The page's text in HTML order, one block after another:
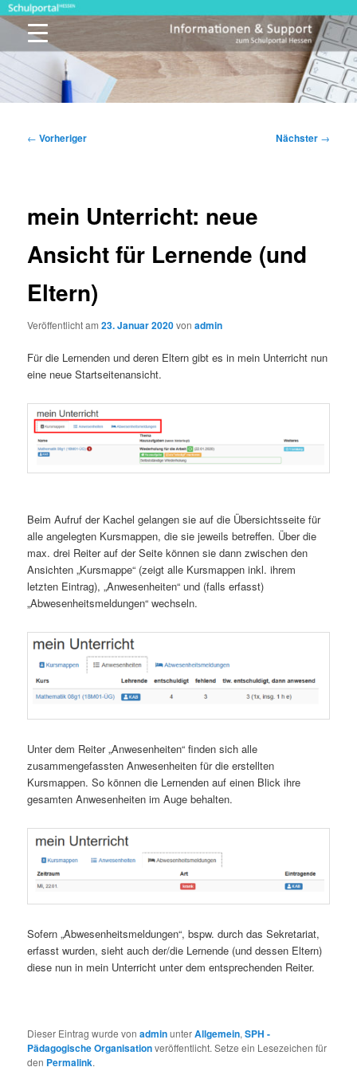
Zum
primären
springenSchulportal Hessen
Beitragsnavigation
← Vorheriger Nächster →
mein Unterricht: neue
Ansicht für Lernende (und
Eltern)
Veröffentlicht am23. Januar 2020vonadmin
Für die Lernenden und deren Eltern gibt es in mein Unterricht nun
eine neue Startseitenansicht.
Beim Aufruf der Kachel gelangen sie auf die Übersichtsseite für
alle angelegten Kursmappen, die sie jeweils betreffen. Über die
max. drei Reiter auf der Seite können sie dann zwischen den
Ansichten „Kursmappe“ (zeigt alle Kursmappen inkl. ihrem
letzten Eintrag), „Anwesenheiten“ und (falls erfasst)
„Abwesenheitsmeldungen“ wechseln.
Unter dem Reiter „Anwesenheiten“ finden sich alle
zusammengefassten Anwesenheiten für die erstellten
Kursmappen. So können die Lernenden auf einen Blick ihre
gesamten Anwesenheiten im Auge behalten.
Sofern „Abwesenheitsmeldungen“, bspw. durch das Sekretariat,
erfasst wurden, sieht auch der/die Lernende (und dessen Eltern)
diese nun in mein Unterricht unter dem entsprechenden Reiter.
Dieser Eintrag wurde vonadminunterAllgemein,SPH -
Pädagogische Organisationveröffentlicht. Setze ein Lesezeichen für
den Permalink.